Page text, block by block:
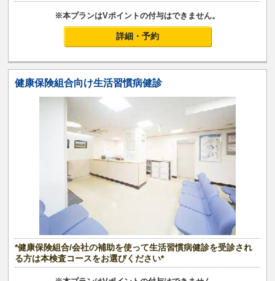
※本プランはVポイントの付与はできません。
詳細・予約
健康保険組合向け生活習慣病健診
*健康保険組合/会社の補助を使って生活習慣病健診を受診され
る方は本検査コースをお選びください*